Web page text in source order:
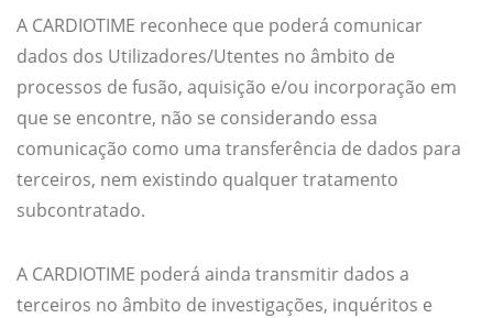
A CARDIOTIME reconhece que poderá comunicar
dados dos Utilizadores/Utentes no âmbito de
processos de fusão, aquisição e/ou incorporação em
que se encontre, não se considerando essa
comunicação como uma transferência de dados para
terceiros, nem existindo qualquer tratamento
subcontratado.
A CARDIOTIME poderá ainda transmitir dados a
terceiros no âmbito de investigações, inquéritos e